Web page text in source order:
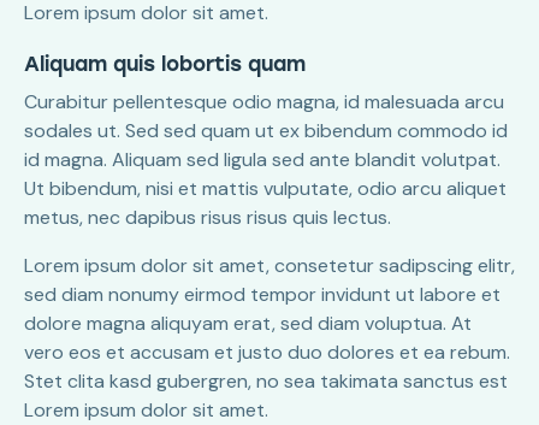
Lorem ipsum dolor sit amet.
Aliquam quis lobortis quam
Curabitur pellentesque odio magna, id malesuada arcu
sodales ut. Sed sed quam ut ex bibendum commodo id
id magna. Aliquam sed ligula sed ante blandit volutpat.
Ut bibendum, nisi et mattis vulputate, odio arcu aliquet
metus, nec dapibus risus risus quis lectus.
Lorem ipsum dolor sit amet, consetetur sadipscing elitr,
sed diam nonumy eirmod tempor invidunt ut labore et
dolore magna aliquyam erat, sed diam voluptua. At
vero eos et accusam et justo duo dolores et ea rebum.
Stet clita kasd gubergren, no sea takimata sanctus est
Lorem ipsum dolor sit amet.